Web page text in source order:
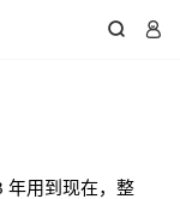
 
年用到现在，整